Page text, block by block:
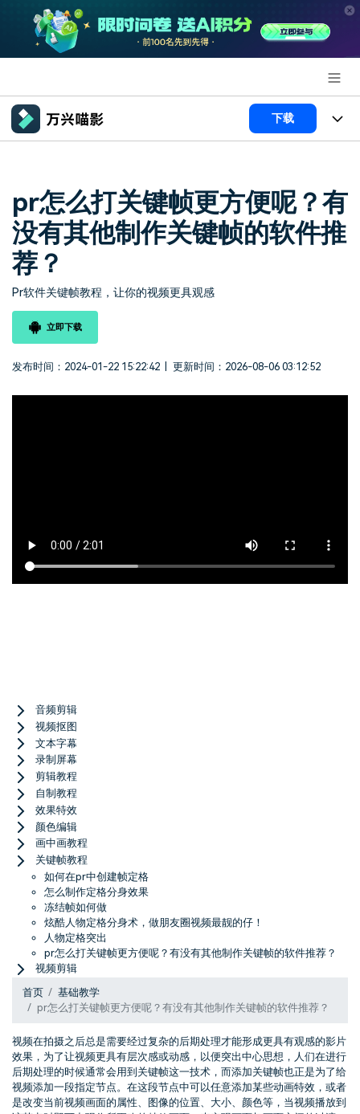
推荐产品
新闻中心
关于万兴
加入我们
下载
产品系统
产品功能
AI功能
视频/照片
AI 文本转视频
AI 图生视频 NEW
AI 绘画
声音
解决方案
政企服务
专业创作人群
品牌合作故事
使用教程
文章资讯
其他
帮助中心
产品支持
登录 立即购买
pr怎么打关键帧更方便呢？有
没有其他制作关键帧的软件推
荐？
Pr软件关键帧教程，让你的视频更具观感
立即下载
发布时间：2024-01-22 15:22:42 更新时间：2026-08-06 03:12:52
音频剪辑
视频抠图
文本字幕
录制屏幕
剪辑教程
自制教程
效果特效
颜色编辑
画中画教程
关键帧教程
如何在pr中创建帧定格
怎么制作定格分身效果
冻结帧如何做
炫酷人物定格分身术，做朋友圈视频最靓的仔！
人物定格突出
pr怎么打关键帧更方便呢？有没有其他制作关键帧的软件推荐？
视频剪辑
首页
基础教学
pr怎么打关键帧更方便呢？有没有其他制作关键帧的软件推荐？
视频在拍摄之后总是需要经过复杂的后期处理才能形成更具有观感的影片
效果，为了让视频更具有层次感或动感，以便突出中心思想，人们在进行
后期处理的时候通常会用到关键帧这一技术，而添加关键帧也正是为了给
视频添加一段指定节点。在这段节点中可以任意添加某些动画特效，或者
是改变当前视频画面的属性、图像的位置、大小、颜色等，当视频播放到